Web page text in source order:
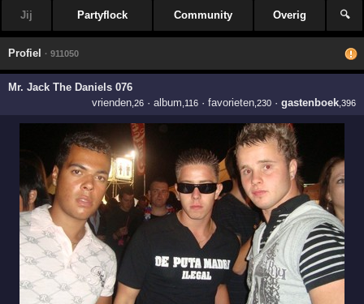
Jij Partyflock Community Overig 🔍
Profiel · 911050
Mr. Jack The Daniels 076
vrienden,26· album ,116· favorieten,230· gastenboek,396